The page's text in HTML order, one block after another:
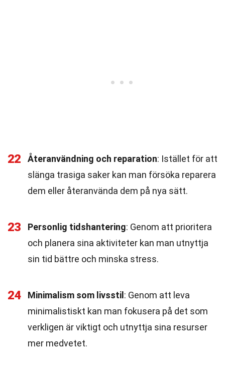
22 Återanvändning och reparation: Istället för att
slänga trasiga saker kan man försöka reparera
dem eller återanvända dem på nya sätt.
23 Personlig tidshantering: Genom att prioritera
och planera sina aktiviteter kan man utnyttja
sin tid bättre och minska stress.
24 Minimalism som livsstil : Genom att leva
minimalistiskt kan man fokusera på det som
verkligen är viktigt och utnyttja sina resurser
mer medvetet.